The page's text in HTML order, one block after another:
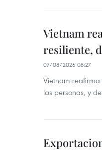
Vietnam
resiliente,
07/08/2026 08:27
Vietnam reafirma
las personas, y